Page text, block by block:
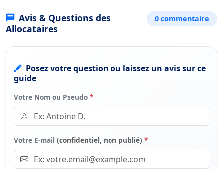
Avis & Questions des
Allocataires
0 commentaire
Posez votre question ou laissez un avis sur ce
guide
Votre Nom ou Pseudo *
Votre E-mail (confidentiel, non publié) *